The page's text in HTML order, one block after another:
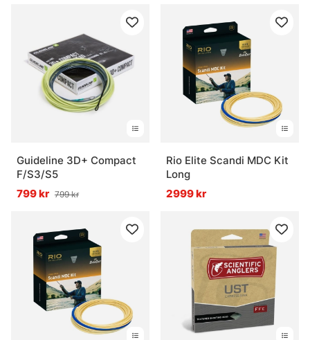
Guideline 3D+ Compact
F/S3/S5
799 kr 799 kr
Rio Elite Scandi MDC Kit
Long
2999 kr